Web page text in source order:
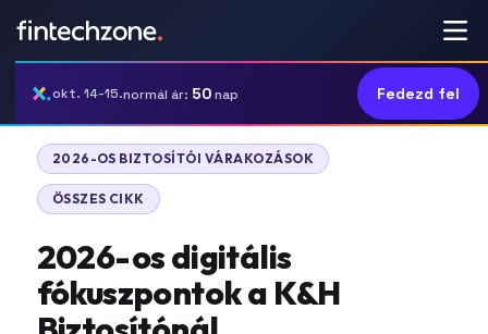
okt. 14-15.normál ár: 50nap Fedezd fel
2026-OS BIZTOSÍTÓI VÁRAKOZÁSOK
ÖSSZES CIKK
2026-os digitális
fókuszpontok a K&H